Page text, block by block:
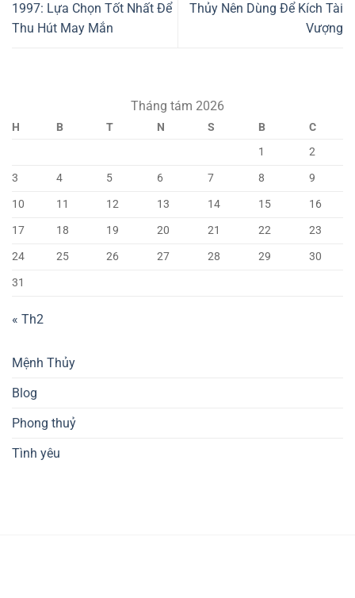
1997: Lựa Chọn Tốt Nhất Để
Thu Hút May Mắn
Thủy Nên Dùng Để Kích Tài
Vượng
Tháng tám 2026
H B T N S B
C
1
2
3
4 5 6 7 8
9
10
11 12 13 14 15
16
17
18 19 20 21 22
23
24
25 26 27 28 29
30
31
« Th2
Mệnh Thủy
Blog
Phong thuỷ
Tình yêu